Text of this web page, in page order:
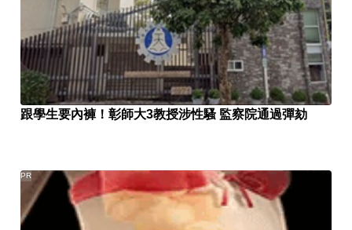
跟學生要內褲！彰師大3教授涉性騷 監察院通過彈劾
PR